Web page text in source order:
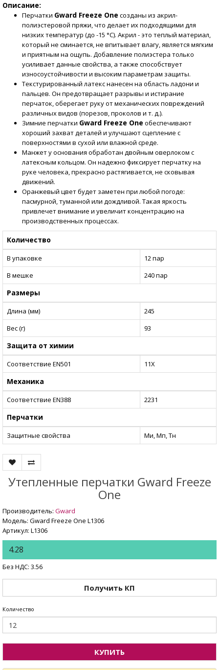
Описание:
Перчатки Gward Freeze One созданы из акрил-
полиэстеровой пряжи, что делает их подходящими для
низких температур (до -15 °C). Акрил - это теплый материал,
который не сминается, не впитывает влагу, является мягким
и приятным на ощупь. Добавление полиэстера только
усиливает данные свойства, а также способствует
износоустойчивости и высоким параметрам защиты.
Текстурированный латекс нанесен на область ладони и
пальцев. Он предотвращает разрывы и истирание
перчаток, оберегает руку от механических повреждений
различных видов (порезов, проколов и т. д.).
Зимние перчатки Gward Freeze One обеспечивают
хороший захват деталей и улучшают сцепление с
поверхностями в сухой или влажной среде.
Манжет у основания обработан двойным оверлоком с
латексным кольцом. Он надежно фиксирует перчатку на
руке человека, прекрасно растягивается, не сковывая
движений.
Оранжевый цвет будет заметен при любой погоде:
пасмурной, туманной или дождливой. Такая яркость
привлечет внимание и увеличит концентрацию на
производственных процессах.
Количество
В упаковке
12 пар
В мешке
240 пар
Размеры
Длина (мм)
245
Вес (г)
93
Защита от химии
Соответствие EN501 11X
Механика
Соответствие EN388 2231
Перчатки
Защитные свойства Ми, Мп, Тн
Утепленные перчатки Gward Freeze
One
Производитель: Gward
Модель: Gward Freeze One L1306
Артикул: L1306
4.28
Без НДС: 3.56
Получить КП
Количество
КУПИТЬ